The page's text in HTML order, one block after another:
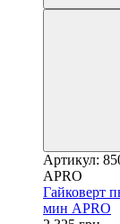
Артикул:
APRO
Гайковерт
мин APRO